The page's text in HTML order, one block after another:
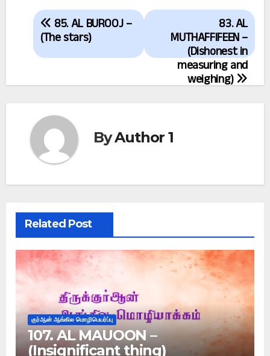
Post
navigation
83. AL
MUTHAFFIFEEN –
(Dishonest in
measuring and
weighing)
85. AL BUROOJ –
(The stars)
ByAuthor 1
Related Post
குர்ஆன் ஆங்கில மொழிபெயர்ப்பு
107. AL MAUOON –
(Insignificant thing)